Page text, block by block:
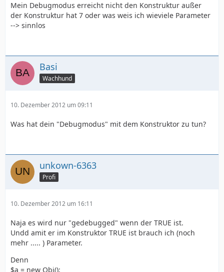
Mein Debugmodus erreicht nicht den Konstruktur außer
der Konstruktur hat 7 oder was weis ich wieviele Parameter
--> sinnlos
Basi
Wachhund
10. Dezember 2012 um 09:11
Was hat dein "Debugmodus" mit dem Konstruktor zu tun?
unkown-6363
Profi
10. Dezember 2012 um 16:11
Naja es wird nur "gedebugged" wenn der TRUE ist.
Undd amit er im Konstruktor TRUE ist brauch ich (noch
mehr ..... ) Parameter.
Denn
$a = new Obj();